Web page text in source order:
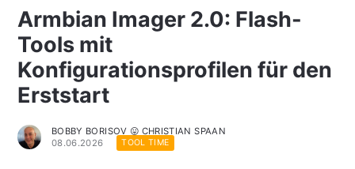
Armbian Imager 2.0: Flash-
Tools mit
Konfigurationsprofilen für den
Erststart
BOBBY BORISOV 😛 CHRISTIAN SPAAN
08.06.2026
TOOL TIME